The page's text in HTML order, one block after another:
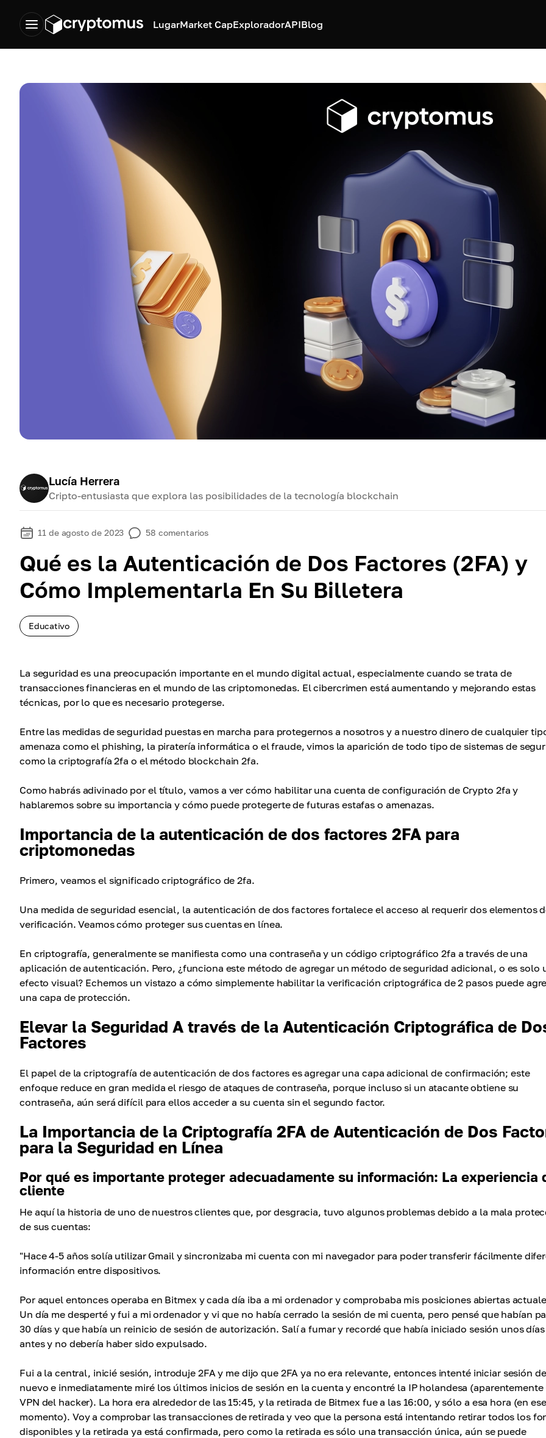
LugarMarket CapExploradorAPIBlog
Lucía Herrera
Cripto-entusiasta que explora las posibilidades de la tecnología blockchain
11 de agosto de 2023 58 comentarios
Qué es la Autenticación de Dos Factores (2FA) y
Cómo Implementarla En Su Billetera
Educativo
La seguridad es una preocupación importante en el mundo digital actual, especialmente cuando se trata de
transacciones financieras en el mundo de las criptomonedas. El cibercrimen está aumentando y mejorando estas
técnicas, por lo que es necesario protegerse.
Entre las medidas de seguridad puestas en marcha para protegernos a nosotros y a nuestro dinero de cualquier
amenaza como el phishing, la piratería informática o el fraude, vimos la aparición de todo tipo de sistemas de
como la criptografía 2fa o el método blockchain 2fa.
Como habrás adivinado por el título, vamos a ver cómo habilitar una cuenta de configuración de Crypto 2fa y
hablaremos sobre su importancia y cómo puede protegerte de futuras estafas o amenazas.
Importancia de la autenticación de dos factores 2FA para
criptomonedas
Primero, veamos el significado criptográfico de 2fa.
Una medida de seguridad esencial, la autenticación de dos factores fortalece el acceso al requerir dos elementos
verificación. Veamos cómo proteger sus cuentas en línea.
En criptografía, generalmente se manifiesta como una contraseña y un código criptográfico 2fa a través de una
aplicación de autenticación. Pero, ¿funciona este método de agregar un método de seguridad adicional, o es solo
efecto visual? Echemos un vistazo a cómo simplemente habilitar la verificación criptográfica de 2 pasos puede
una capa de protección.
Elevar la Seguridad A través de la Autenticación Criptográfica de
Factores
El papel de la criptografía de autenticación de dos factores es agregar una capa adicional de confirmación; este
enfoque reduce en gran medida el riesgo de ataques de contraseña, porque incluso si un atacante obtiene su
contraseña, aún será difícil para ellos acceder a su cuenta sin el segundo factor.
La Importancia de la Criptografía 2FA de Autenticación de Dos
para la Seguridad en Línea
Por qué es importante proteger adecuadamente su información: La experiencia
cliente
He aquí la historia de uno de nuestros clientes que, por desgracia, tuvo algunos problemas debido a la mala
de sus cuentas:
"Hace 4-5 años solía utilizar Gmail y sincronizaba mi cuenta con mi navegador para poder transferir fácilmente
información entre dispositivos.
Por aquel entonces operaba en Bitmex y cada día iba a mi ordenador y comprobaba mis posiciones abiertas
Un día me desperté y fui a mi ordenador y vi que no había cerrado la sesión de mi cuenta, pero pensé que habían
30 días y que había un reinicio de sesión de autorización. Salí a fumar y recordé que había iniciado sesión unos días
antes y no debería haber sido expulsado.
Fui a la central, inicié sesión, introduje 2FA y me dijo que 2FA ya no era relevante, entonces intenté iniciar sesión de
nuevo e inmediatamente miré los últimos inicios de sesión en la cuenta y encontré la IP holandesa (aparentemente
VPN del hacker). La hora era alrededor de las 15:45, y la retirada de Bitmex fue a las 16:00, y sólo a esa hora (en ese
momento). Voy a comprobar las transacciones de retirada y veo que la persona está intentando retirar todos los
disponibles y la retirada ya está confirmada, pero como la retirada es sólo una transacción única, aún se puede